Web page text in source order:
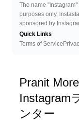
The name
purposes only.
sponsored by
Quick Links
Terms of Service
Pranit
Instagram
ンター